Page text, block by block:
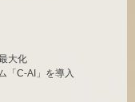
大化
「C-AI」を導入